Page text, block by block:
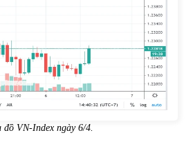
2022
từ các cuộc đấu giá đất ở Thanh Hoá
05/2022
2022
đồ VN-Index ngày 6/4.